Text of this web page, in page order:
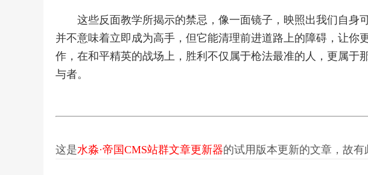
这些反面教学所揭示的禁忌，像一面镜子，映照出我们自身
并不意味着立即成为高手，但它能清理前进道路上的障碍，让你
作，在和平精英的战场上，胜利不仅属于枪法最准的人，更属于
与者。
这是水淼·帝国CMS站群文章更新器的试用版本更新的文章，故有